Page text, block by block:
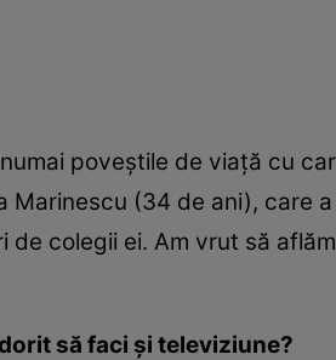
poveștile de viață cu
Marinescu (34 de ani), care
colegii ei. Am vrut să
să faci și televiziune?